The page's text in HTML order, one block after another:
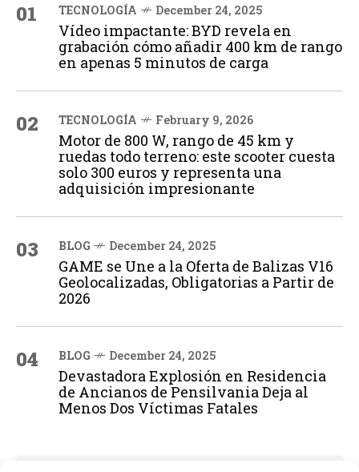
01 TECNOLOGÍA December 24, 2025
Vídeo impactante: BYD revela en
grabación cómo añadir 400 km de rango
en apenas 5 minutos de carga
02 TECNOLOGÍA February 9, 2026
Motor de 800 W, rango de 45 km y
ruedas todo terreno: este scooter cuesta
solo 300 euros y representa una
adquisición impresionante
03 BLOG December 24, 2025
GAME se Une a la Oferta de Balizas V16
Geolocalizadas, Obligatorias a Partir de
2026
04 BLOG December 24, 2025
Devastadora Explosión en Residencia
de Ancianos de Pensilvania Deja al
Menos Dos Víctimas Fatales